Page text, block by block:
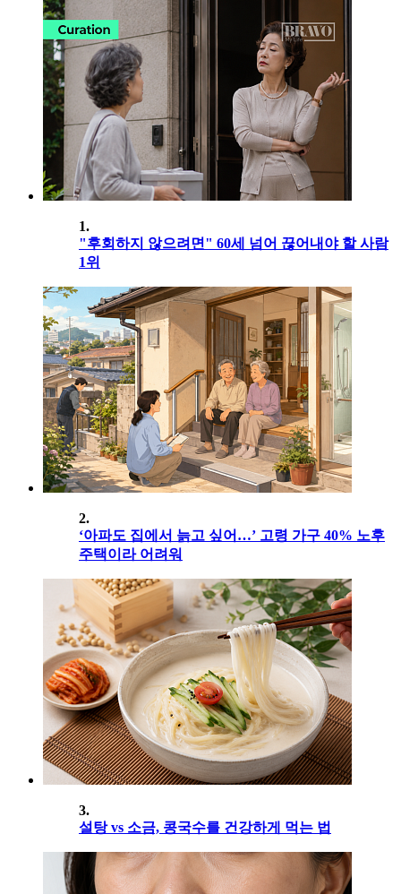
1.
"후회하지 않으려면" 60세 넘어 끊어내야 할 사람
1위
2.
‘아파도 집에서 늙고 싶어…’ 고령 가구 40% 노후
주택이라 어려워
3.
설탕 vs 소금, 콩국수를 건강하게 먹는 법